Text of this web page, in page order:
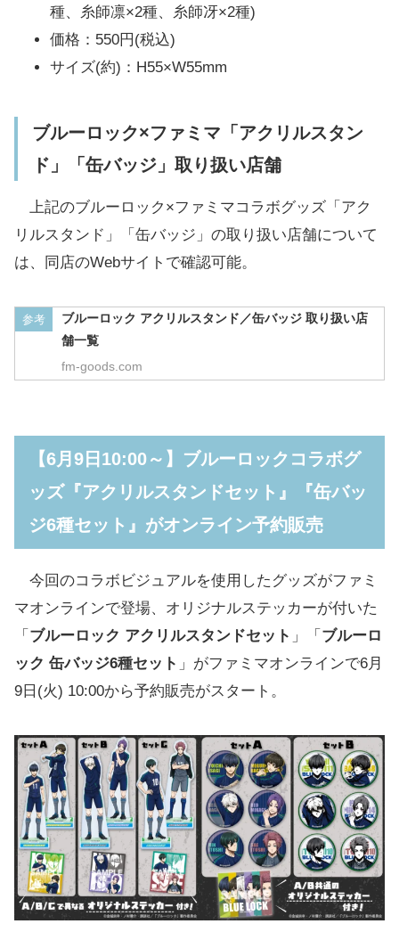
種、糸師凛×2種、糸師冴×2種)
価格：550円(税込)
サイズ(約)：H55×W55mm
ブルーロック×ファミマ「アクリルスタン
ド」「缶バッジ」取り扱い店舗
上記のブルーロック×ファミマコラボグッズ「アク
リルスタンド」「缶バッジ」の取り扱い店舗について
は、同店のWebサイトで確認可能。
参考
ブルーロック アクリルスタンド／缶バッジ 取り扱い店
舗一覧
fm-goods.com
【6月9日10:00～】ブルーロックコラボグ
ッズ『アクリルスタンドセット』『缶バッ
ジ6種セット』がオンライン予約販売
今回のコラボビジュアルを使用したグッズがファミ
マオンラインで登場、オリジナルステッカーが付いた
「 ブルーロック アクリルスタンドセット 」「 ブルーロ
ック 缶バッジ6種セット 」がファミマオンラインで6月
9日(火) 10:00から予約販売がスタート。